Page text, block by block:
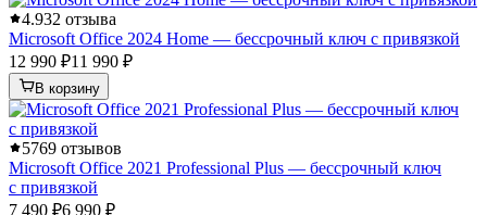
4.932 отзыва
Microsoft Office 2024 Home — бессрочный ключ с привязкой
12 990 ₽11 990 ₽
В корзину
5769 отзывов
Microsoft Office 2021 Professional Plus — бессрочный ключ
с привязкой
7 490 ₽6 990 ₽